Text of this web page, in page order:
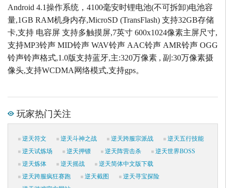
Android 4.1操作系统，4100毫安时锂电池(不可拆卸)电池容
量,1GB RAM机身内存,MicroSD (TransFlash) 支持32GB存储
卡,支持 电容屏 支持多触摸屏,7英寸 600x1024像素主屏尺寸,
支持MP3铃声 MID铃声 WAV铃声 AAC铃声 AMR铃声 OGG
铃声铃声格式,1.0版支持蓝牙,主:320万像素 , 副:30万像素摄
像头,支持WCDMA网络模式,支持gps。
玩家热门关注
逆天符文 逆天斗神之战 逆天跨服宗派战
逆天五行技能
逆天试炼场
逆天押镖 逆天阵营击杀
逆天世界BOSS
逆天炼体
逆天摇战
逆天简体中文版下载
逆天跨服疯狂赛跑
逆天截图
逆天寻宝探险